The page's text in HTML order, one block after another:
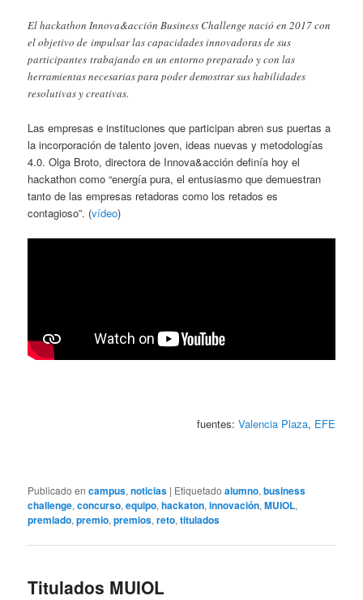
El hackathon Innova&acción Business Challenge nació en 2017 con
el objetivo de impulsar las capacidades innovadoras de sus
participantes trabajando en un entorno preparado y con las
herramientas necesarias para poder demostrar sus habilidades
resolutivas y creativas.
Las empresas e instituciones que participan abren sus puertas a
la incorporación de talento joven, ideas nuevas y metodologías
4.0. Olga Broto, directora de Innova&acción definía hoy el
hackathon como “energía pura, el entusiasmo que demuestran
tanto de las empresas retadoras como los retados es
contagioso”. (vídeo)
fuentes: Valencia Plaza, EFE
Publicado en campus,noticias | Etiquetado alumno,business
challenge,concurso,equipo,hackaton,innovación,MUIOL,
premiado,premio,premios,reto,titulados
Titulados MUIOL